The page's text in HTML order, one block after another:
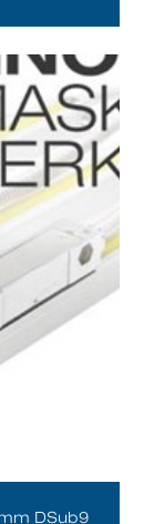
DSub9